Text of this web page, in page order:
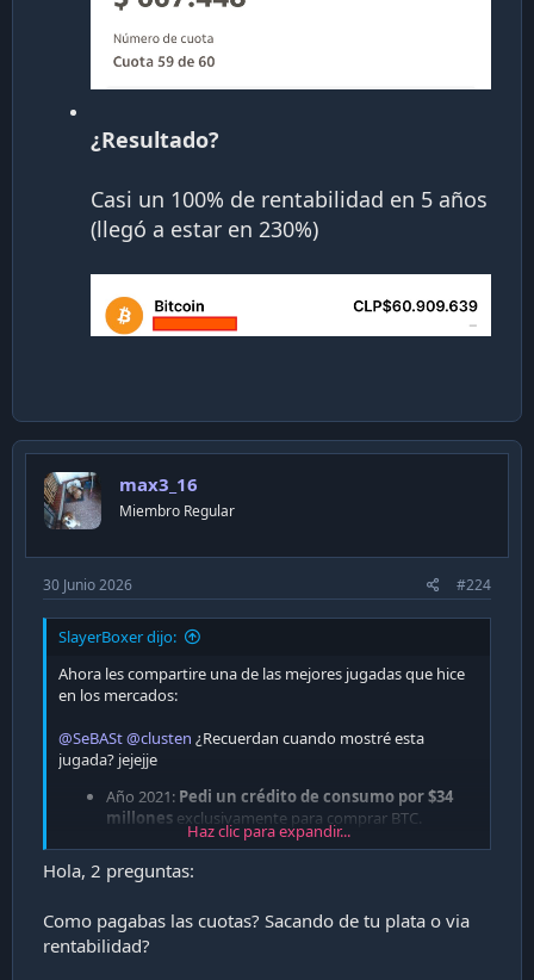
¿Resultado?
Casi un 100% de rentabilidad en 5 años
(llegó a estar en 230%)
max3_16
Miembro Regular
30 Junio 2026 #224
SlayerBoxer dijo:
Ahora les compartire una de las mejores jugadas que hice
en los mercados:
@SeBASt@clusten ¿Recuerdan cuando mostré esta
jugada? jejejje
Año 2021: Pedi un crédito de consumo por $34
millones exclusivamente para comprar BTC.
Muchos en Capa9 me llamaron loco
5 años despues me quedan solo 2 cuotas del credito
Haz clic para expandir...
Hola, 2 preguntas:
Como pagabas las cuotas? Sacando de tu plata o via
rentabilidad?